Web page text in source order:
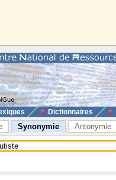
Dictionnaires
Synonymie Antonymie